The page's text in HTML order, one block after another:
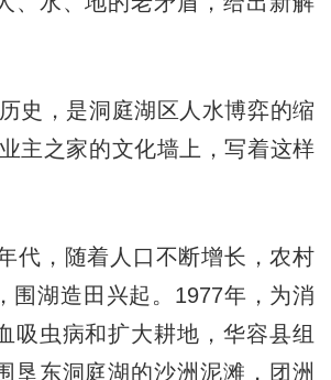
，是洞庭湖区人水博弈的缩
主之家的文化墙上，写着这样
，随着人口不断增长，农村
围湖造田兴起。1977年，为消
吸虫病和扩大耕地，华容县组
垦东洞庭湖的沙洲泥滩，团洲